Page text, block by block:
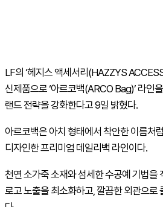
LF의 ‘헤지스 액세서리(HAZZYS
신제품으로 ‘아르코백(ARCO Bag)’ 라인
랜드 전략을 강화한다고 9일 밝혔다.
아르코백은 아치 형태에서 착안한 이름처
디자인한 프리미엄 데일리백 라인이다.
천연 소가죽 소재와 섬세한 수공예 기법을
로고 노출을 최소화하고, 깔끔한 외관으로